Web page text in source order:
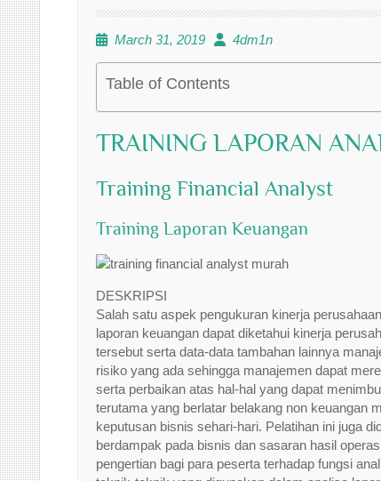
March 31, 2019 4dm1n
Table of Contents
TRAINING LAPORAN
Training Financial Analyst
Training Laporan Keuangan
DESKRIPSI
Salah satu aspek pengukuran kinerja
laporan keuangan dapat diketahui kinerja
tersebut serta data-data tambahan lainnya
risiko yang ada sehingga manajemen dapat
serta perbaikan atas hal-hal yang dapat
terutama yang berlatar belakang non keuangan
keputusan bisnis sehari-hari. Pelatihan ini juga
berdampak pada bisnis dan sasaran hasil
pengertian bagi para peserta terhadap fungsi